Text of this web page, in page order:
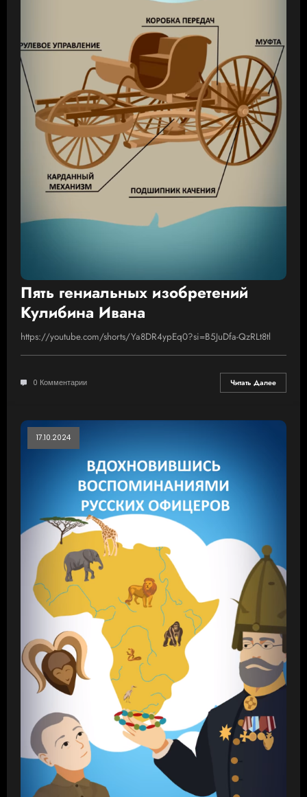
Пять гениальных изобретений
Кулибина Ивана
https://youtube.com/shorts/Ya8DR4ypEq0?si=B5JuDfa-QzRLt8tl
0 Комментарии Читать Далее
17.10.2024